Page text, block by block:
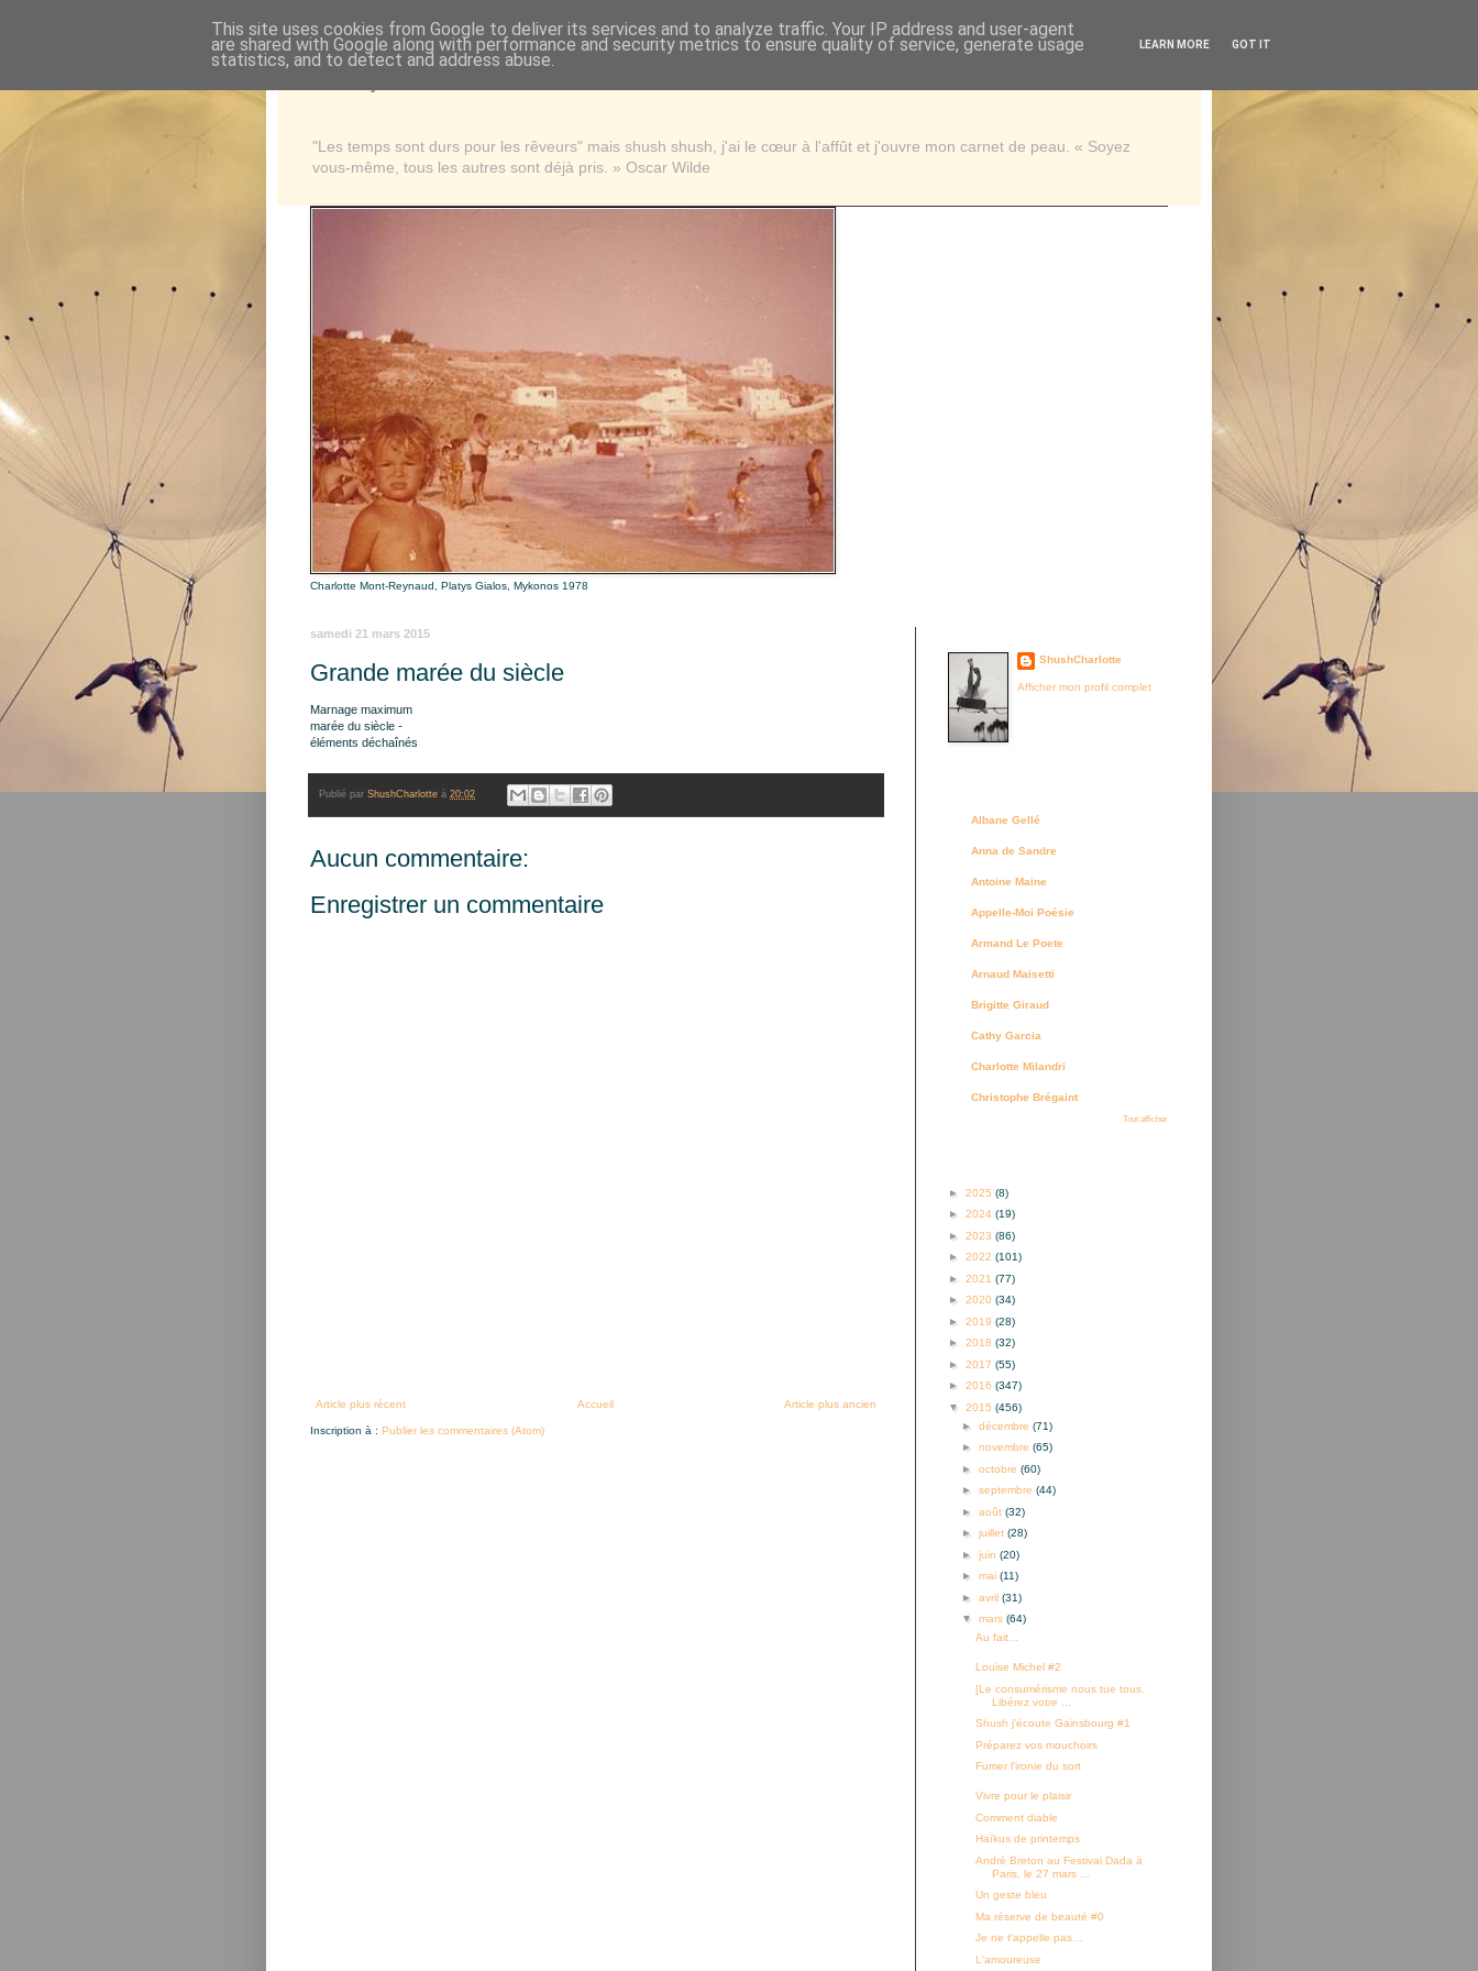
"Les temps sont durs pour les rêveurs" mais shush shush, j'ai le cœur à l'affût et j'ouvre mon carnet de peau. « Soyez
vous-même, tous les autres sont déjà pris. » Oscar Wilde
Charlotte Mont-Reynaud, Platys Gialos, Mykonos 1978
samedi 21 mars 2015
Grande marée du siècle
Marnage maximum
marée du siècle -
éléments déchaînés
Publié par ShushCharlotte à 20:02
Aucun commentaire:
Enregistrer un commentaire
Article plus récent Article plus ancien
Accueil
Inscription à : Publier les commentaires (Atom)
ShushCharlotte
Afficher mon profil complet
Albane Gellé
Anna de Sandre
Antoine Maine
Appelle-Moi Poésie
Armand Le Poete
Arnaud Maisetti
Brigitte Giraud
Cathy Garcia
Charlotte Milandri
Christophe Brégaint
Tout afficher
► 2025 (8)
► 2024 (19)
► 2023 (86)
► 2022 (101)
► 2021 (77)
► 2020 (34)
► 2019 (28)
► 2018 (32)
► 2017 (55)
► 2016 (347)
▼ 2015 (456)
► décembre (71)
► novembre (65)
► octobre (60)
► septembre (44)
► août (32)
► juillet (28)
► juin (20)
► mai (11)
► avril (31)
▼ mars (64)
Au fait...
Louise Michel #2
[Le consumérisme nous tue tous.
Libérez votre ...
Shush j'écoute Gainsbourg #1
Préparez vos mouchoirs
Fumer l'ironie du sort
Vivre pour le plaisir
Comment diable
Haïkus de printemps
André Breton au Festival Dada à
Paris, le 27 mars ...
Un geste bleu
Ma réserve de beauté #0
Je ne t'appelle pas…
L'amoureuse
This site uses cookies from Google to deliver its services and to analyze traffic. Your IP address and user-agent
are shared with Google along with performance and security metrics to ensure quality of service, generate usage
statistics, and to detect and address abuse.
LEARN MORE GOT IT